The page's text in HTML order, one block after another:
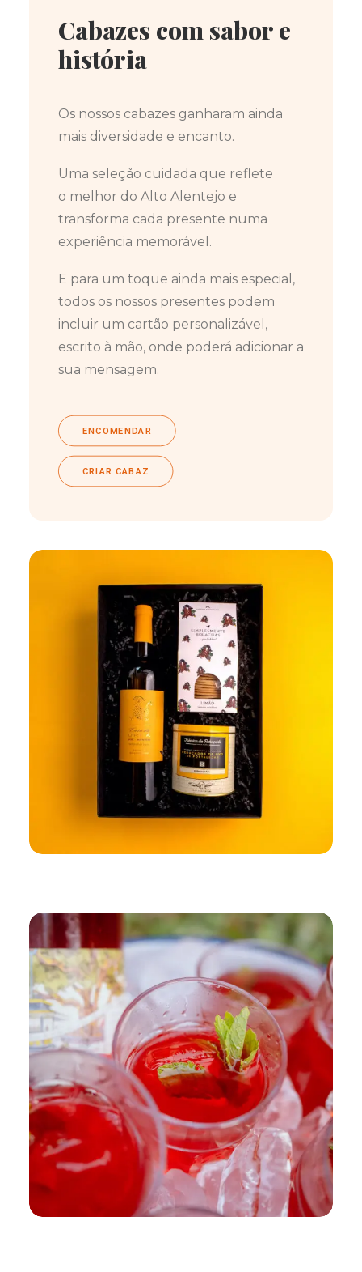
Cabazes com sabor e
história
Os nossos cabazes ganharam ainda
mais diversidade e encanto.
Uma seleção cuidada que reflete
o melhor do Alto Alentejo e
transforma cada presente numa
experiência memorável.
E para um toque ainda mais especial,
todos os nossos presentes podem
incluir um cartão personalizável,
escrito à mão, onde poderá adicionar a
sua mensagem.
ENCOMENDAR
CRIAR CABAZ